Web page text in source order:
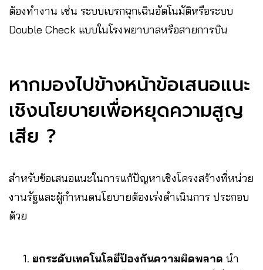
ต้องทำงาน เช่น ระบบเบรกฉุกเฉินอัตโนมัติหรือระบบ
Double Check แบบในโรงพยาบาลหรือสายการบิน
หากมองไปข้างหน้าข้อเสนอแนะ
เชิงนโยบายเพื่อหยุดความสูญ
เสีย ?
สำหรับข้อเสนอแนะในการแก้ปัญหาเชิงโครงสร้างที่หน่วย
งานรัฐและผู้กำหนดนโยบายต้องเร่งดำเนินการ ประกอบ
ด้วย
ยกระดับเทคโนโลยีป้องกันความผิดพลาด นำ